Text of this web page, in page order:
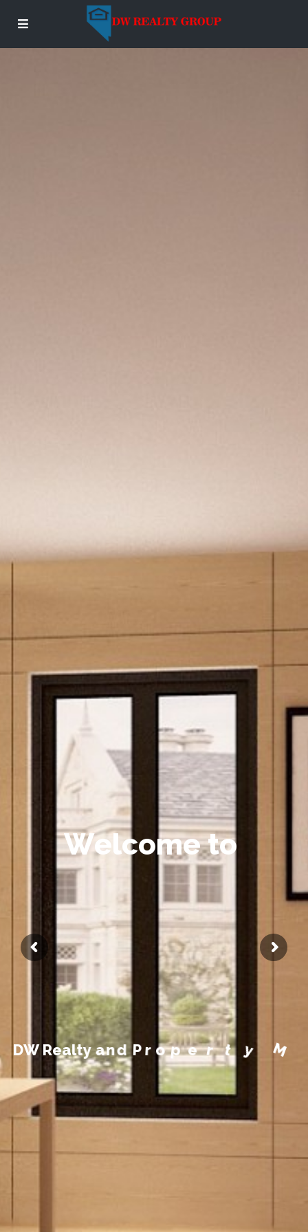
Welcome to
DW Realtyand Pro pert y M a a